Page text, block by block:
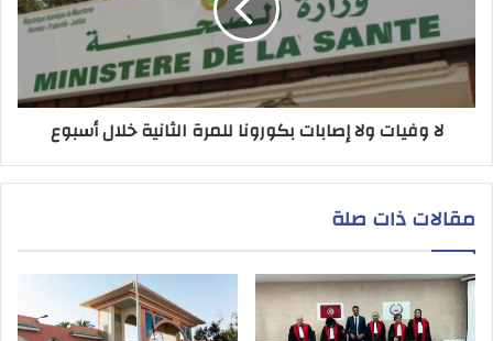
لا وفيات ولا إصابات بكورونا للمرة الثانية خلال أسبوع
مقالات ذات صلة